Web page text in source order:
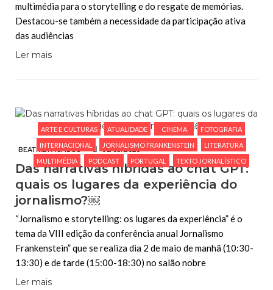
multimédia para o storytelling e do resgate de memórias.
Destacou-se também a necessidade da participação ativa
das audiências
Ler mais
ARTE E CULTURAS ATUALIDADE CINEMA
FOTOGRAFIA
INTERNACIONAL
JORNALISMO FRANKENSTEIN
LITERATURA
MULTIMÉDIA
PODCAST PORTUGAL TEXTO JORNALÍSTICO
BEATRIZ PACHECO 01/05/2023
Das narrativas híbridas ao chat GPT:
quais os lugares da experiência do
jornalismo?￼
“Jornalismo e storytelling: os lugares da experiência” é o
tema da VIII edição da conferência anual Jornalismo
Frankenstein” que se realiza dia 2 de maio de manhã (10:30-
13:30) e de tarde (15:00-18:30) no salão nobre
Ler mais